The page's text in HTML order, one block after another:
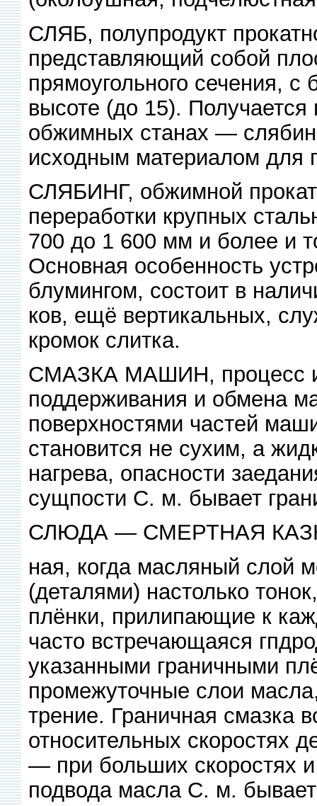
СЛЯБ, полупродукт
представляющий собой
прямоугольного сечения,
высоте (до 15). Получается
обжимных станах —
исходным материалом для
СЛЯБИНГ, обжимной
переработки крупных
700 до 1 600 мм и более и
Основная особенность
блумингом, состоит в
ков, ещё вертикальных,
кромок слитка.
СМАЗКА МАШИН, процесс и
поддерживания и обмена
поверхностями частей
становится не сухим, а
нагрева, опасности
сущпости С. м. бывает
СЛЮДА — СМЕРТНАЯ
ная, когда масляный слой
(деталями) настолько
плёнки, прилипающие к
часто встречающаяся
указанными граничными
промежуточные слои
трение. Граничная смазка
относительных скоростях
— при больших скоростях
подвода масла С. м.